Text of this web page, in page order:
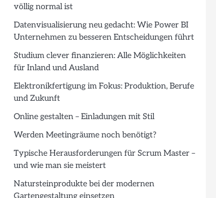
völlig normal ist
Datenvisualisierung neu gedacht: Wie Power BI
Unternehmen zu besseren Entscheidungen führt
Studium clever finanzieren: Alle Möglichkeiten
für Inland und Ausland
Elektronikfertigung im Fokus: Produktion, Berufe
und Zukunft
Online gestalten – Einladungen mit Stil
Werden Meetingräume noch benötigt?
Typische Herausforderungen für Scrum Master –
und wie man sie meistert
Natursteinprodukte bei der modernen